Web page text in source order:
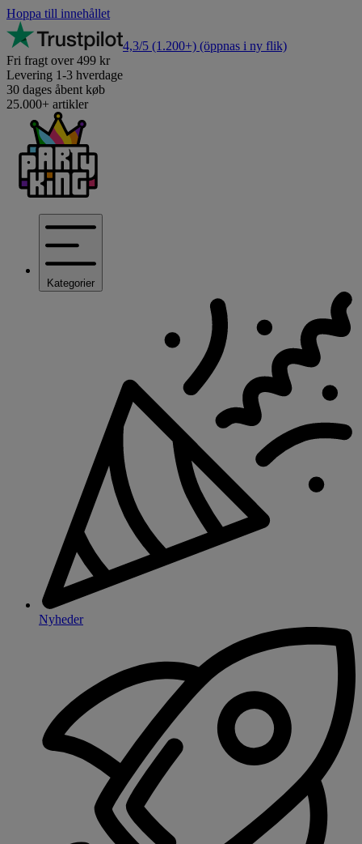
Hoppa till innehållet
4,3/5 (1.200+) (öppnas i ny flik)
Fri fragt over 499 kr
Levering 1-3 hverdage
30 dages åbent køb
25.000+ artikler
Kategorier
Nyheder